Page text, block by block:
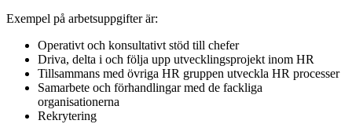
Exempel på arbetsuppgifter är:
Operativt och konsultativt stöd till chefer
Driva, delta i och följa upp utvecklingsprojekt inom HR
Tillsammans med övriga HR gruppen utveckla HR processer
Samarbete och förhandlingar med de fackliga
organisationerna
Rekrytering